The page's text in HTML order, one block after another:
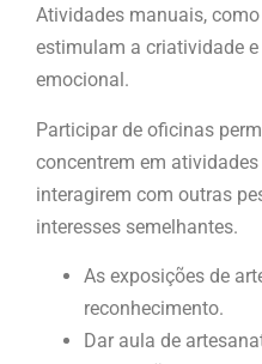
Atividades manuais,
estimulam a criatividade
emocional.
Participar de oficinas
concentrem em
interagirem com outras
interesses semelhantes.
As exposições de
reconhecimento.
Dar aula de